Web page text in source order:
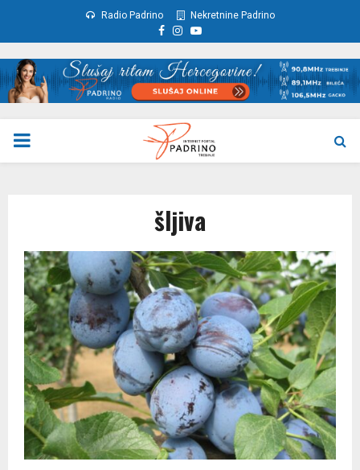
Radio Padrino Nekretnine Padrino
Facebook
Instagram
Youtube
PRIMARY
šljiva